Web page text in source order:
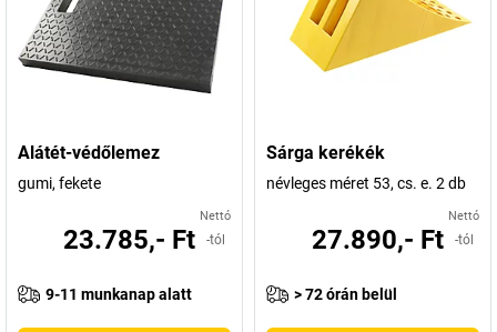
Alátét-védőlemez
gumi, fekete
Nettó
23.785,- Ft -tól
9-11 munkanap alatt
Sárga kerékék
névleges méret 53, cs. e. 2 db
Nettó
27.890,- Ft -tól
> 72 órán belül